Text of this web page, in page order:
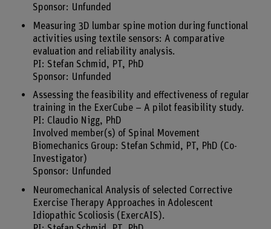
Sponsor: Unfunded
Measuring 3D lumbar spine motion during functional
activities using textile sensors: A comparative
evaluation and reliability analysis.
PI: Stefan Schmid, PT, PhD
Sponsor: Unfunded
Assessing the feasibility and effectiveness of regular
training in the ExerCube – A pilot feasibility study.
PI: Claudio Nigg, PhD
Involved member(s) of Spinal Movement
Biomechanics Group: Stefan Schmid, PT, PhD (Co-
Investigator)
Sponsor: Unfunded
Neuromechanical Analysis of selected Corrective
Exercise Therapy Approaches in Adolescent
Idiopathic Scoliosis (ExercAIS).